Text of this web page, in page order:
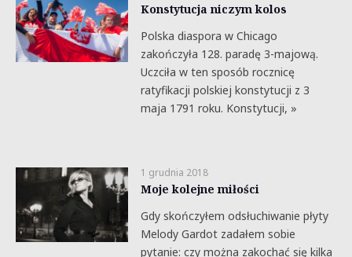
Konstytucja niczym kolos
Polska diaspora w Chicago
zakończyła 128. paradę 3-majową.
Uczciła w ten sposób rocznicę
ratyfikacji polskiej konstytucji z 3
maja 1791 roku. Konstytucji, »
1 grudnia 2018
Moje kolejne miłości
Gdy skończyłem odsłuchiwanie płyty
Melody Gardot zadałem sobie
pytanie: czy można zakochać się kilka